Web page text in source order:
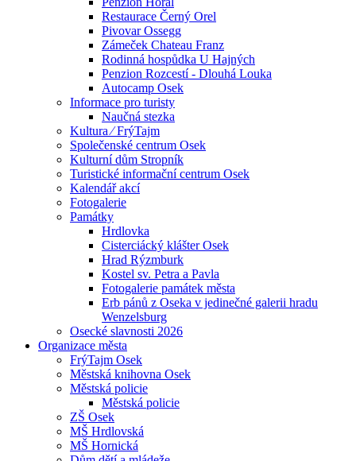
Restaurace Černý Orel
Pivovar Ossegg
Zámeček Chateau Franz
Rodinná hospůdka U Hajných
Penzion Rozcestí - Dlouhá Louka
Autocamp Osek
Informace pro turisty
Naučná stezka
Kultura ⁄ FrýTajm
Společenské centrum Osek
Kulturní dům Stropník
Turistické informační centrum Osek
Kalendář akcí
Fotogalerie
Památky
Hrdlovka
Cisterciácký klášter Osek
Hrad Rýzmburk
Kostel sv. Petra a Pavla
Fotogalerie památek města
Erb pánů z Oseka v jedinečné galerii hradu
Wenzelsburg
Osecké slavnosti 2026
Organizace města
FrýTajm Osek
Městská knihovna Osek
Městská policie
Městská policie
ZŠ Osek
MŠ Hrdlovská
MŠ Hornická